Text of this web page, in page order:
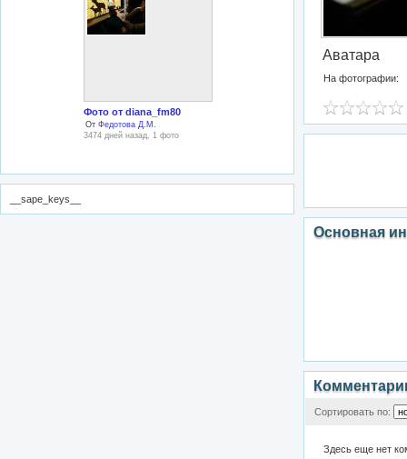
Фото от diana_fm80
От Федотова Д.М.
3474 дней назад, 1 фото
__sape_keys__
Аватара
На фотографии:
Основная
Сортировать по:
Здесь еще нет